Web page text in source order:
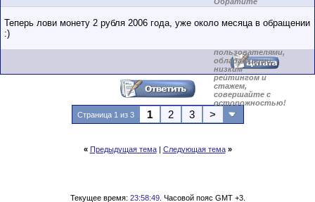
внимание на
маленький стаж
пользователя на
пользователями,
обладающими
низким
рейтингом и
стажем,
совершайте с
осторожностью!
Теперь лови монету 2 рубля 2006 года, уже около месяца в обращении
:)
Страница 1 из 3 1 2 3 >
« Предыдущая тема| Следующая тема »
Текущее время: 23:58:49. Часовой пояс GMT +3.